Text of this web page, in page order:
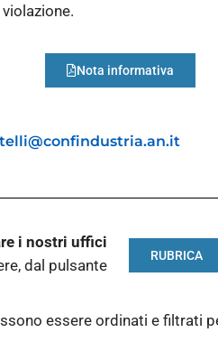
Nota informativa
i nostri uffici
dal pulsante
RUBRICA
essere ordinati e filtrati